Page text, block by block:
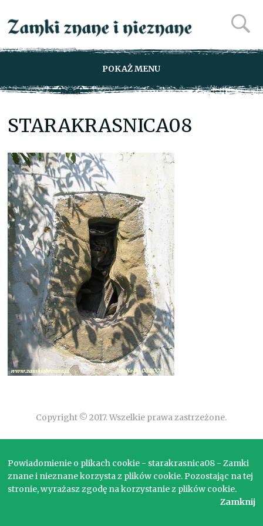
POKAŻ MENU
STARAKRASNICA08
Copyright © 2017. Wszelkie prawa zastrzeżone.
Powiadomienie o plikach cookie - starakrasnica08 - Zamki
znane i nieznane korzysta z plików cookie. Pozostając na tej
stronie, wyrażasz zgodę na korzystanie z plików cookie.
Zamknij